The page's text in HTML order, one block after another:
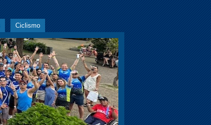
Ciclismo